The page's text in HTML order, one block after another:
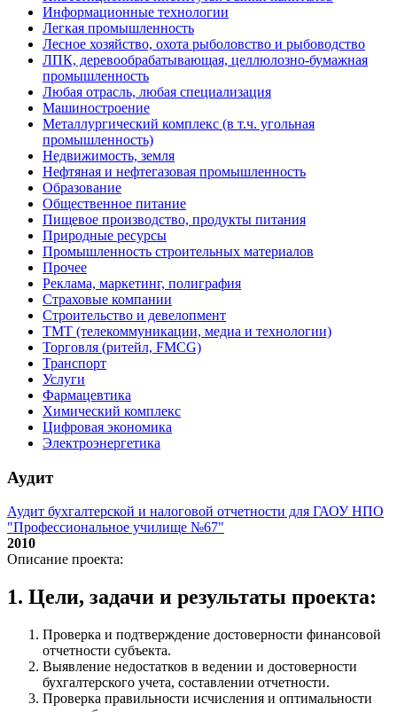
Информационные технологии
Легкая промышленность
Лесное хозяйство, охота рыболовство и рыбоводство
ЛПК, деревообрабатывающая, целлюлозно-бумажная
промышленность
Любая отрасль, любая специализация
Машиностроение
Металлургический комплекс (в т.ч. угольная
промышленность)
Недвижимость, земля
Нефтяная и нефтегазовая промышленность
Образование
Общественное питание
Пищевое производство, продукты питания
Природные ресурсы
Промышленность строительных материалов
Прочее
Реклама, маркетинг, полиграфия
Страховые компании
Строительство и девелопмент
ТМТ (телекоммуникации, медиа и технологии)
Торговля (ритейл, FMCG)
Транспорт
Услуги
Фармацевтика
Химический комплекс
Цифровая экономика
Электроэнергетика
Аудит
Аудит бухгалтерской и налоговой отчетности для ГАОУ НПО
"Профессиональное училище №67"
2010
Описание проекта:
1. Цели, задачи и результаты проекта:
Проверка и подтверждение достоверности финансовой
отчетности субъекта.
Выявление недостатков в ведении и достоверности
бухгалтерского учета, составлении отчетности.
Проверка правильности исчисления и оптимальности